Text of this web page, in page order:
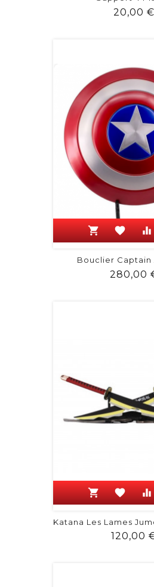
20,00 €
shopping_cart favorite equalizer
Bouclier Captain
280,00
shopping_cart favorite equalizer
120,00